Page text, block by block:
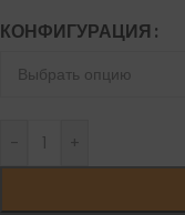
КОНФИГУРАЦИЯ
- +